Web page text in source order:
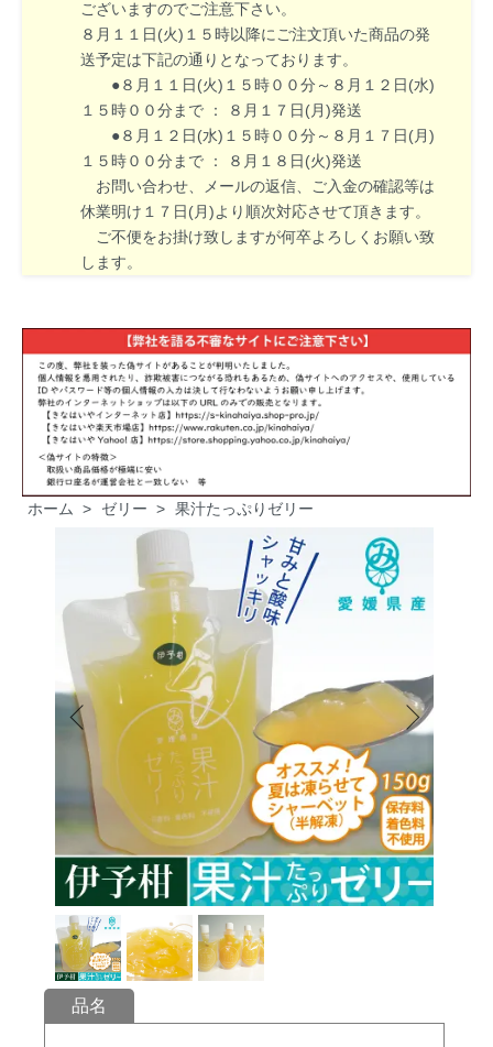
ございますのでご注意下さい。
８月１１日(火)１５時以降にご注文頂いた商品の発
送予定は下記の通りとなっております。
●８月１１日(火)１５時００分～８月１２日(水)
１５時００分まで ： ８月１７日(月)発送
●８月１２日(水)１５時００分～８月１７日(月)
１５時００分まで ： ８月１８日(火)発送
お問い合わせ、メールの返信、ご入金の確認等は
休業明け１７日(月)より順次対応させて頂きます。
ご不便をお掛け致しますが何卒よろしくお願い致
します。
ホーム > ゼリー > 果汁たっぷりゼリー
品名